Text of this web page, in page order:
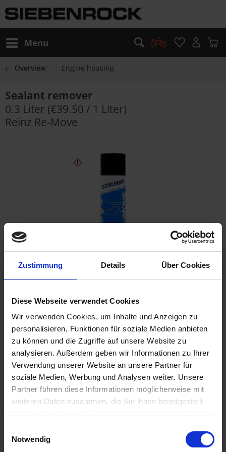
Zustimmung Details Über Cookies
Diese Webseite verwendet Cookies
Wir verwenden Cookies, um Inhalte und Anzeigen zu
personalisieren, Funktionen für soziale Medien anbieten
zu können und die Zugriffe auf unsere Website zu
analysieren. Außerdem geben wir Informationen zu Ihrer
Verwendung unserer Website an unsere Partner für
soziale Medien, Werbung und Analysen weiter. Unsere
Partner führen diese Informationen möglicherweise mit
weiteren Daten zusammen, die Sie ihnen bereitgestellt
Cookies, wenn Sie unsere Webseite weiterhin nutzen.
Notwendig
Menu
Overview Engine housing
Sealant remover
0.3 Liter (€39.50 / 1 Liter)
Reinz Re-Move
€11.85
Content:0.3 Liter (€39.50 * / 1 Liter)
Ready to ship today, Delivery time appr. 2-4 workdays within
Germany
Add to shopping cart
Remember Comment
part no.: 8122117